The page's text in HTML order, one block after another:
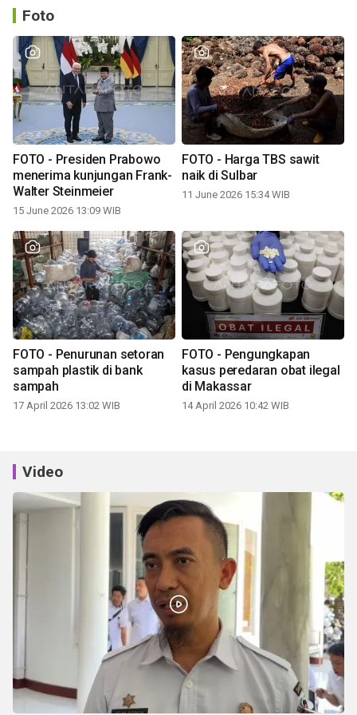
Foto
FOTO - Presiden Prabowo
menerima kunjungan Frank-
Walter Steinmeier
15 June 2026 13:09 WIB
FOTO - Harga TBS sawit
naik di Sulbar
11 June 2026 15:34 WIB
FOTO - Penurunan setoran
sampah plastik di bank
sampah
17 April 2026 13:02 WIB
FOTO - Pengungkapan
kasus peredaran obat ilegal
di Makassar
14 April 2026 10:42 WIB
Video